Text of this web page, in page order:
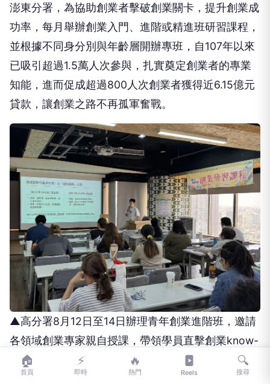
功率，每月舉辦創業入門、進階或精進班研習課程，
並根據不同身分別與年齡層開辦專班，自107年以來
已吸引超過1.5萬人次參與，扎實奠定創業者的專業
知能，進而促成超過800人次創業者獲得近6.15億元
貸款，讓創業之路不再孤軍奮戰。
▲高分署8月12日至14日辦理青年創業進階班，邀請
各領域創業專家親自授課，帶領學員直擊創業know-
how。
今(115)年8至9月高分署持續推出豐富課程，特別邀
請各領域創業專家親自授課，8月12日至14日連續三
🏠
首頁
⚡
即時
🔥
熱門 Reels
🔍
搜尋